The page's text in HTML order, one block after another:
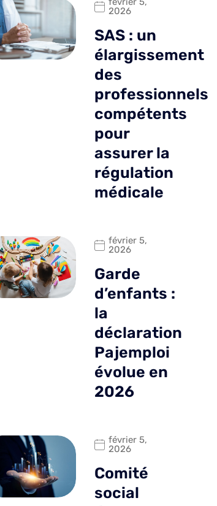
2026
SAS : un
élargissement
des
professionnels
compétents
pour
assurer la
régulation
médicale
février 5,
2026
Garde
d’enfants :
la
déclaration
Pajemploi
évolue en
2026
février 5,
2026
Comité
social